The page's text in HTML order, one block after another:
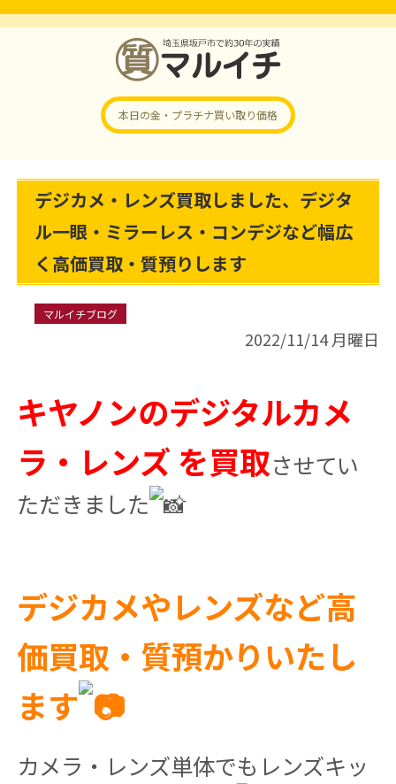
本日の金・プラチナ買い取り価格
デジカメ・レンズ買取しました、デジタ
ル一眼・ミラーレス・コンデジなど幅広
く高価買取・質預りします
マルイチブログ
2022/11/14 月曜日
キヤノンのデジタルカメ
ラ・レンズ を買取させてい
ただきました
デジカメやレンズなど高
価買取・質預かりいたし
ます
カメラ・レンズ単体でもレンズキッ